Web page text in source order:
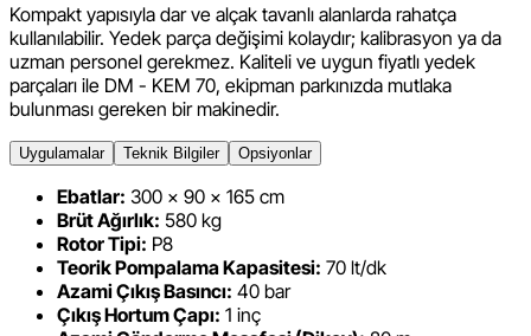
Kompakt yapısıyla dar ve alçak tavanlı alanlarda rahatça
kullanılabilir. Yedek parça değişimi kolaydır; kalibrasyon ya da
uzman personel gerekmez. Kaliteli ve uygun fiyatlı yedek
parçaları ile DM - KEM 70, ekipman parkınızda mutlaka
bulunması gereken bir makinedir.
Uygulamalar Teknik Bilgiler Opsiyonlar
Ebatlar: 300 × 90 × 165 cm
Brüt Ağırlık: 580 kg
Rotor Tipi: P8
Teorik Pompalama Kapasitesi: 70 lt/dk
Azami Çıkış Basıncı: 40 bar
Çıkış Hortum Çapı: 1 inç